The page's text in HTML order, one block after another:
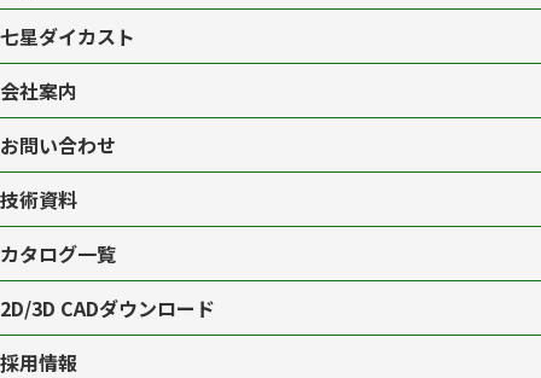
七星ダイカスト
会社案内
お問い合わせ
技術資料
カタログ一覧
2D/3D CADダウンロード
採用情報